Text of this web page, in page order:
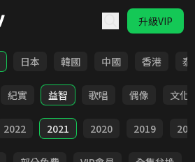
升級VIP
日本 韓國 中國 香港 泰
紀實 益智 歌唱 偶像 文化
2022 2021 2020 2019